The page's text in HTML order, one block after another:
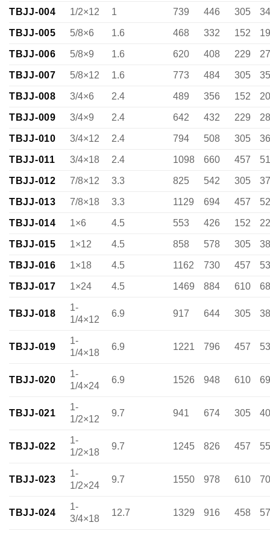
TBJJ-004 1/2×12 1 739 446 305
TBJJ-005 5/8×6 1.6 468 332 152
TBJJ-006 5/8×9 1.6 620 408 229
TBJJ-007 5/8×12 1.6 773 484 305
TBJJ-008 3/4×6 2.4 489 356 152
TBJJ-009 3/4×9 2.4 642 432 229
TBJJ-010 3/4×12 2.4 794 508 305
TBJJ-011 3/4×18 2.4 1098 660 457
TBJJ-012 7/8×12 3.3 825 542 305
TBJJ-013 7/8×18 3.3 1129 694 457
TBJJ-014 1×6 4.5 553 426 152
TBJJ-015 1×12 4.5 858 578 305
TBJJ-016 1×18 4.5 1162 730 457
TBJJ-017 1×24 4.5 1469 884 610
TBJJ-018
1-
1/4×12
6.9 917 644 305
TBJJ-019
1-
1/4×18
6.9 1221 796 457
TBJJ-020
1-
1/4×24
6.9 1526 948 610
TBJJ-021
1-
1/2×12
9.7 941 674 305
TBJJ-022
1-
1/2×18
9.7 1245 826 457
TBJJ-023
1-
1/2×24
9.7 1550 978 610
TBJJ-024
1-
3/4×18
12.7 1329 916 458